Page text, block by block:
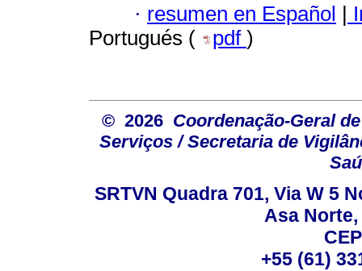
· resumen en Español
Portugués (
pdf )
© 2026 Coordenação-Geral
Serviços / Secretaria de
SRTVN Quadra 701, Via W 5
Asa
+55 (61)